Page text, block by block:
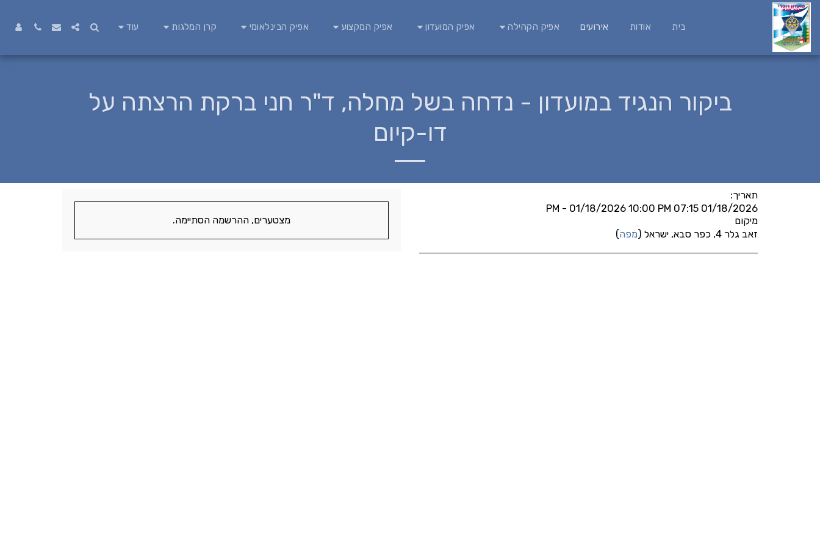
בית אודות אירועים אפיק הקהילה אפיק המועדון אפיק המקצוע אפיק הבינלאומי קרן המלגות עוד
ביקור הנגיד במועדון - נדחה בשל מחלה, ד"ר חני ברקת הרצתה על
דו-קיום
תאריך:
01/18/2026 07:15 PM - 01/18/2026 10:00 PM
מיקום
זאב גלר 4, כפר סבא, ישראל (
מפה)
מצטערים, ההרשמה הסתיימה.